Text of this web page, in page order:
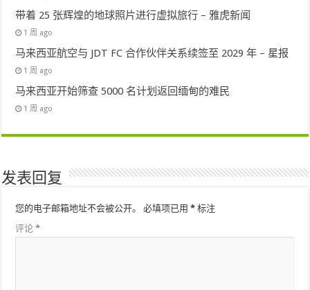
带着 25 张辉煌的地球照片进行虚拟旅行 – 雅虎新闻
1 周 ago
马来西亚航空与 JDT FC 合作伙伴关系续签至 2029 年 – 星报
1 周 ago
马来西亚开始筛查 5000 名计划返回缅甸的难民
1 周 ago
发表回复
您的电子邮箱地址不会被公开。 必填项已用* 标注
评论*